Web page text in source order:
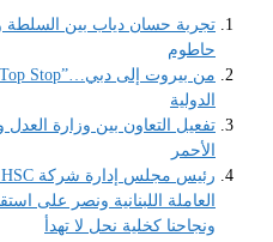
تجربة حسان دياب بين السلطة
حاطوم
الدولية
تفعيل التعاون بين وزارة العدل
الأحمر
العاملة اللبنانية ونصر على
ونجاحنا كخلية نحل لا تهدأ